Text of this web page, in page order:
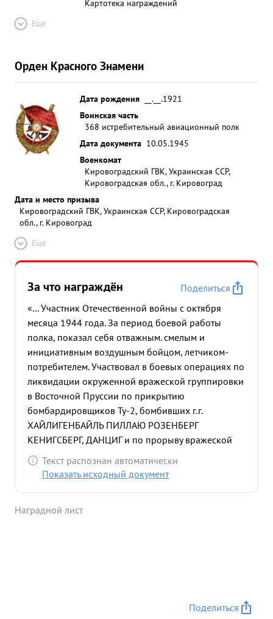
Картотека награждений
Ещё
Орден Красного Знамени
Дата рождения
__.__.1921
Воинская часть
368 истребительный авиационный полк
Дата документа 10.05.1945
Военкомат
Кировоградский ГВК, Украинская ССР,
Кировоградская обл., г. Кировоград
Дата и место призыва
Кировоградский ГВК, Украинская ССР, Кировоградская
обл., г. Кировоград
Ещё
За что награждён
Поделиться
«... Участник Отечественной войны с октября
месяца 1944 года. За период боевой работы
полка, показал себя отважным. смелым и
инициативным воздушным бойцом, летчиком-
потребителем. Участвовал в боевых операциях по
ликвидации окруженной вражеской группировки
в Восточной Пруссии по прикрытию
бомбардировщиков Ту-2, бомбивших г.г.
ХАЙЛИГЕНБАЙЛЬ ПИЛЛАЮ РОЗЕНБЕРГ
КЕНИГСБЕРГ, ДАНЦИГ и по прорыву вражеской
обороны на подступах к БЕРЛИНУ и на город
БЕРЛИН. Всего в этих операциях провел 20
командования. Воздушно-стрелковая и
Текст распознан автоматически
Показать исходный документ
Наградной лист
Поделиться